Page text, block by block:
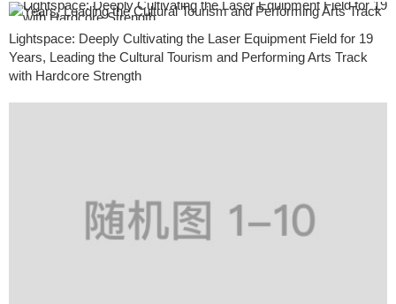
Lightspace: Deeply Cultivating the Laser Equipment Field for 19
Years, Leading the Cultural Tourism and Performing Arts Track
with Hardcore Strength